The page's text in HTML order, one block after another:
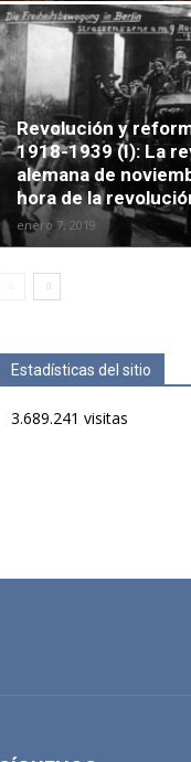
Revolución y
1918-1939 (I): La
alemana de
hora de la
enero 7, 2019
Estadísticas del sitio
3.689.241 visitas